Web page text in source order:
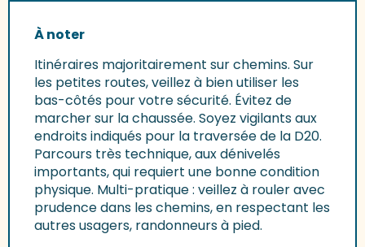
À noter
Itinéraires majoritairement sur chemins. Sur
les petites routes, veillez à bien utiliser les
bas-côtés pour votre sécurité. Évitez de
marcher sur la chaussée. Soyez vigilants aux
endroits indiqués pour la traversée de la D20.
Parcours très technique, aux dénivelés
importants, qui requiert une bonne condition
physique. Multi-pratique : veillez à rouler avec
prudence dans les chemins, en respectant les
autres usagers, randonneurs à pied.